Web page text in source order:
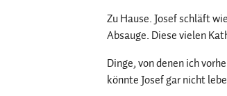
Zu Hause. Josef schläft
Absauge. Diese vielen
Dinge, von denen ich
könnte Josef gar nicht